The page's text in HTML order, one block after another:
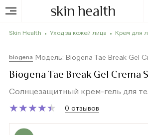
Skin Health Уход за кожей лица Крем для
biogena Модель: Biogena Tae Break Gel
Biogena Tae Break Gel Crema
Солнцезащитный крем-гель для
★
★★
★★
★★
★★
★ 0 отзывов